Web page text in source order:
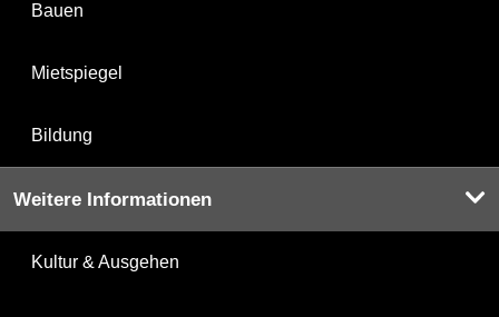
Bauen
Mietspiegel
Bildung
Weitere Informationen
Kultur & Ausgehen